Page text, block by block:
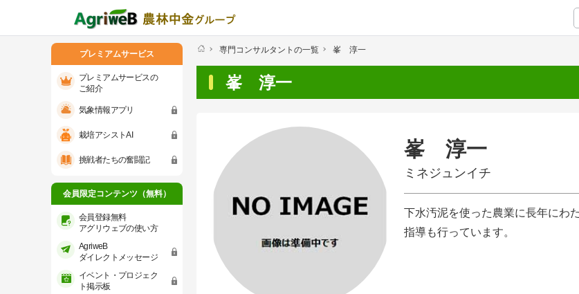
プレミアムサービス
プレミアムサービスのご紹介 気象情報アプリ
会員限定コンテンツ（無料）
会員登録無料 アグリウェブの使い方
AgriweBダイレクトメッセージ
イベント・プロジェクト掲示板
経営アシストチャット
アクション別メニュー
コラム・事例集
農業一問一答
基礎知識
アグリウェブ経営診断
専門コンサルタントの一覧 峯 淳一
峯 淳一
峯 淳一
ミネジュンイチ
下水汚泥を使った農業に長年にわ
指導も行っています。
プレミアムサービス
プレミアムサービスの
ご紹介
気象情報アプリ
栽培アシストAI
挑戦者たちの奮闘記
会員限定コンテンツ（無料）
会員登録無料
アグリウェブの使い方
AgriweB
ダイレクトメッセージ
イベント・プロジェク
ト掲示板